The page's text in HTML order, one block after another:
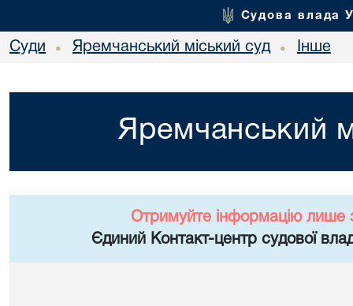
Судова влада
Суди • Яремчанський міський суд • Інше
Яремчанський
Отримуйте інформацію лише
Єдиний Контакт-центр судової